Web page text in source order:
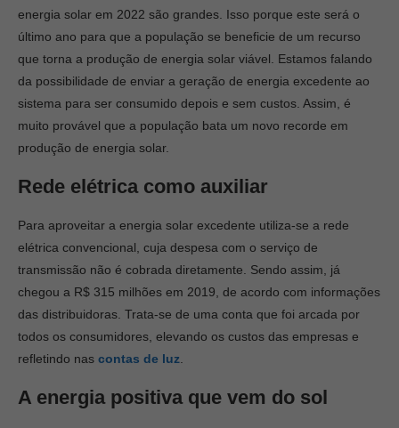
energia solar em 2022 são grandes. Isso porque este será o
último ano para que a população se beneficie de um recurso
que torna a produção de energia solar viável. Estamos falando
da possibilidade de enviar a geração de energia excedente ao
sistema para ser consumido depois e sem custos. Assim, é
muito provável que a população bata um novo recorde em
produção de energia solar.
Rede elétrica como auxiliar
Para aproveitar a energia solar excedente utiliza-se a rede
elétrica convencional, cuja despesa com o serviço de
transmissão não é cobrada diretamente. Sendo assim, já
chegou a R$ 315 milhões em 2019, de acordo com informações
das distribuidoras. Trata-se de uma conta que foi arcada por
todos os consumidores, elevando os custos das empresas e
refletindo nas contas de luz
A energia positiva que vem do sol